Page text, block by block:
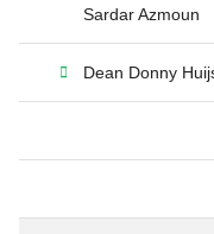
Sardar Azmoun
Dean Donny